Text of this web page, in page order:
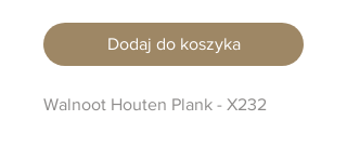
Dodaj do koszyka
Walnoot Houten Plank - X232